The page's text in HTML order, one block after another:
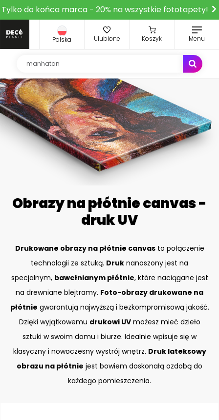
Tylko do końca marca - 20% na wszystkie fototapety!
Polska Ulubione Koszyk Menu
Obrazy na płótnie canvas -
druk UV
Drukowane obrazy na płótnie canvasto połączenie
technologii ze sztuką. Druk nanoszony jest na
specjalnym, bawełnianym płótnie, które naciągane jest
na drewniane blejtramy. Foto-obrazy drukowane na
płótnie gwarantują najwyższą i bezkompromisową jakość.
Dzięki wyjątkowemu drukowi UVmożesz mieć dzieło
sztuki w swoim domu i biurze. Idealnie wpisuje się w
klasyczny i nowoczesny wystrój wnętrz. Druk lateksowy
obrazu na płótnie jest bowiem doskonałą ozdobą do
każdego pomieszczenia.